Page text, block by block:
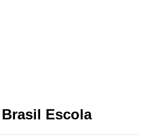
Escola